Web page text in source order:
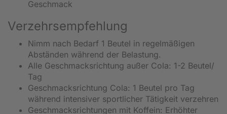
Geschmack
Verzehrsempfehlung
Nimm nach Bedarf 1 Beutel in regelmäßigen
Abständen während der Belastung.
Alle Geschmacksrichtung außer Cola: 1-2 Beutel/
Tag
Geschmacksrichtung Cola: 1 Beutel pro Tag
während intensiver sportlicher Tätigkeit verzehren
Geschmacksrichtungen mit Koffein: Erhöhter